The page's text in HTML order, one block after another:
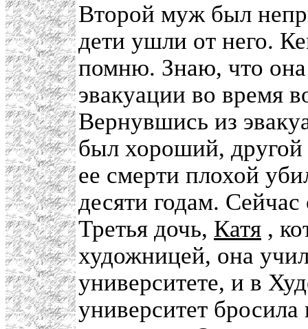
Второй муж был
дети ушли от него.
помню. Знаю, что она
эвакуации во время
Вернувшись из
был хороший, другой
ее смерти плохой
десяти годам.
Третья дочь, Катя ,
художницей, она
университете, и в
университет